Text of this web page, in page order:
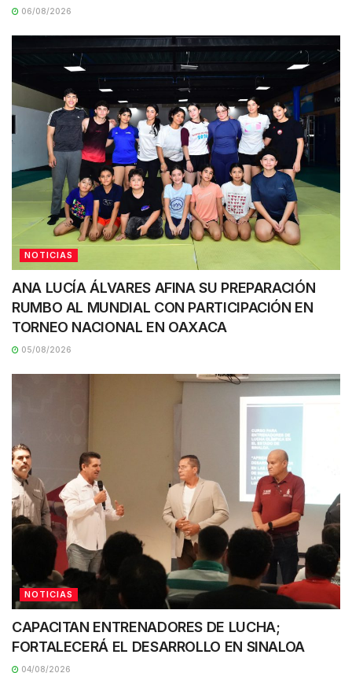
06/08/2026
NOTICIAS
ANA LUCÍA ÁLVARES AFINA SU PREPARACIÓN
RUMBO AL MUNDIAL CON PARTICIPACIÓN EN
TORNEO NACIONAL EN OAXACA
05/08/2026
NOTICIAS
CAPACITAN ENTRENADORES DE LUCHA;
FORTALECERÁ EL DESARROLLO EN SINALOA
04/08/2026